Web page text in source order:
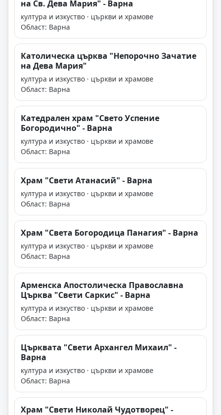
на Св. Дева Мария" - Варна
култура и изкуство · църкви и храмове
Област: Варна
Католическа църква "Непорочно Зачатие
на Дева Мария"
култура и изкуство · църкви и храмове
Област: Варна
Катедрален храм "Свето Успение
Богородично" - Варна
култура и изкуство · църкви и храмове
Област: Варна
Храм "Свети Атанасий" - Варна
култура и изкуство · църкви и храмове
Област: Варна
Храм "Света Богородица Панагия" - Варна
култура и изкуство · църкви и храмове
Област: Варна
Арменска Апостолическа Православна
Църква "Свети Саркис" - Варна
култура и изкуство · църкви и храмове
Област: Варна
Църквата "Свети Архангел Михаил" -
Варна
култура и изкуство · църкви и храмове
Област: Варна
Храм "Свети Николай Чудотворец" -